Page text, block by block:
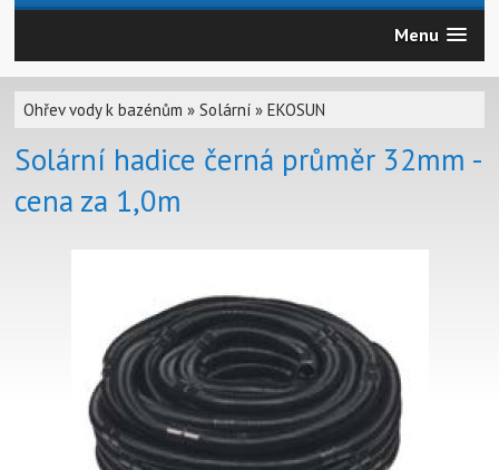
Menu
Ohřev vody k bazénům »Solární »EKOSUN
Solární hadice černá průměr 32mm -
cena za 1,0m